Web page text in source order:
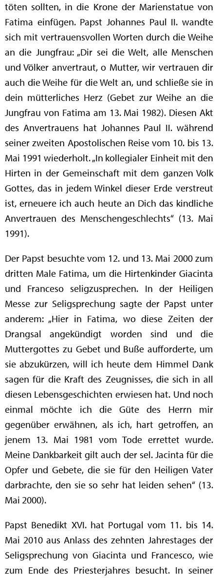
töten sollten, in die Krone der Marienstatue von
Fatima einfügen. Papst Johannes Paul II. wandte
sich mit vertrauensvollen Worten durch die Weihe
an die Jungfrau: „Dir sei die Welt, alle Menschen
und Völker anvertraut, o Mutter, wir vertrauen dir
auch die Weihe für die Welt an, und schließe sie in
dein mütterliches Herz (Gebet zur Weihe an die
Jungfrau von Fatima am 13. Mai 1982). Diesen Akt
des Anvertrauens hat Johannes Paul II. während
seiner zweiten Apostolischen Reise vom 10. bis 13.
Mai 1991 wiederholt. „In kollegialer Einheit mit den
Hirten in der Gemeinschaft mit dem ganzen Volk
Gottes, das in jedem Winkel dieser Erde verstreut
ist, erneuere ich auch heute an Dich das kindliche
Anvertrauen des Menschengeschlechts“ (13. Mai
1991).
Der Papst besuchte vom 12. und 13. Mai 2000 zum
dritten Male Fatima, um die Hirtenkinder Giacinta
und Franceso seligzusprechen. In der Heiligen
Messe zur Seligsprechung sagte der Papst unter
anderem: „Hier in Fatima, wo diese Zeiten der
Drangsal angekündigt worden sind und die
Muttergottes zu Gebet und Buße aufforderte, um
sie abzukürzen, will ich heute dem Himmel Dank
sagen für die Kraft des Zeugnisses, die sich in all
diesen Lebensgeschichten erwiesen hat. Und noch
einmal möchte ich die Güte des Herrn mir
gegenüber erwähnen, als ich, hart getroffen, an
jenem 13. Mai 1981 vom Tode errettet wurde.
Meine Dankbarkeit gilt auch der sel. Jacinta für die
Opfer und Gebete, die sie für den Heiligen Vater
darbrachte, den sie so sehr hat leiden sehen“ (13.
Mai 2000).
Papst Benedikt XVI. hat Portugal vom 11. bis 14.
Mai 2010 aus Anlass des zehnten Jahrestages der
Seligsprechung von Giacinta und Francesco, wie
zum Ende des Priesterjahres besucht. In seiner